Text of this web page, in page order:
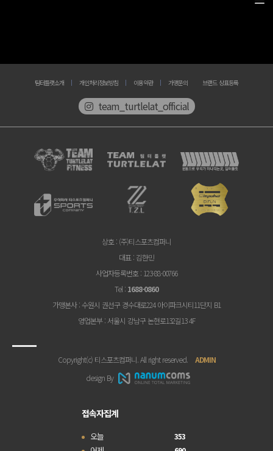
팀터틀랫소개 개인처리정보방침 이용약관 가맹문의 브랜드 상표등록
team_turtlelat_official
상호 : (주)티스포츠컴퍼니
대표 : 김한민
사업자등록번호 : 123-88-00766
Tel : 1688-0860
가맹본사: 수원시 권선구 경수대로224 아이파크시티11단지 B1
영업본부: 서울시 강남구 논현로132길13 4F
Copyright(c) 티스포츠컴퍼니. All right reserved. ADMIN
design By
접속자집계
오늘 353